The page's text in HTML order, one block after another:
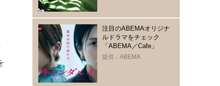
注目のABEMAオリジナ
ルドラマをチェック
「ABEMA／Cafe」
提供：ABEMA